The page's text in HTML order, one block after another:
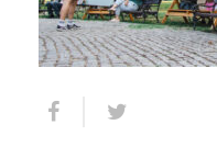
Video 2011
Galerija 2010
Arhiva